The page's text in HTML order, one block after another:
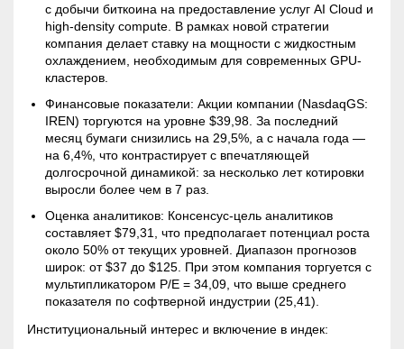
с добычи биткоина на предоставление услуг AI Cloud и
high-density compute. В рамках новой стратегии
компания делает ставку на мощности с жидкостным
охлаждением, необходимым для современных GPU-
кластеров.
Финансовые показатели: Акции компании (NasdaqGS:
IREN) торгуются на уровне $39,98. За последний
месяц бумаги снизились на 29,5%, а с начала года —
на 6,4%, что контрастирует с впечатляющей
долгосрочной динамикой: за несколько лет котировки
выросли более чем в 7 раз.
Оценка аналитиков: Консенсус-цель аналитиков
составляет $79,31, что предполагает потенциал роста
около 50% от текущих уровней. Диапазон прогнозов
широк: от $37 до $125. При этом компания торгуется с
мультипликатором P/E = 34,09, что выше среднего
показателя по софтверной индустрии (25,41).
Институциональный интерес и включение в индек: